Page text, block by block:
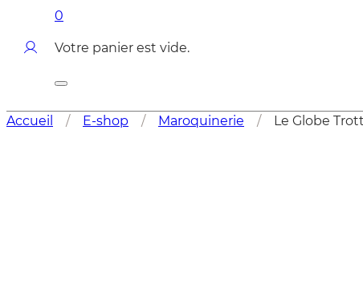
0
Votre panier est vide.
Accueil / E-shop / Maroquinerie / Le Globe